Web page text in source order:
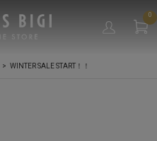
0
WINTER SALE START！！